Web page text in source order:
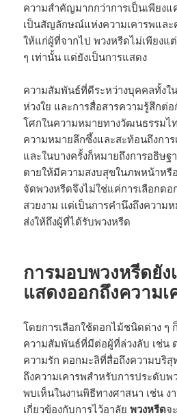
ความสำคัญมากกว่าการเป็นเพียง
เป็นสัญลักษณ์แห่งความเคารพแล
ให้แก่ผู้ที่จากไป พวงหรีดไม่เพียง
ๆ เท่านั้น แต่ยังเป็นการแสดง
ความสัมพันธ์ที่ดีระหว่างบุคคลทั้งใ
ห่วงใย และการสื่อสารความรู้สึกต่อ
โศกในความหมายทางวัฒนธรรมไ
ความหมายลึกซึ้งและสะท้อนถึงกา
และในบางครั้งก็หมายถึงการอธิษฐ
ตายให้มีความสงบสุขในภพหน้าหรื
จัดพวงหรีดจึงไม่ใช่แค่การเลือกด
สวยงาม แต่เป็นการคำนึงถึงความ
ส่งให้ถึงผู้ที่ได้รับพวงหรีด
การมอบพวงหรีดยัง
แสดงออกถึงความเ
โดยการเลือกใช้ดอกไม้ชนิดต่าง ๆ
ความสัมพันธ์ที่มีต่อผู้ที่ล่วงลับ เช่น
ความรัก ดอกมะลิที่สื่อถึงความบริ
ถึงความเคารพสำหรับการประดับ
พบเห็นในงานพิธีทางศาสนา เช่น
เกี่ยวข้องกับการไว้อาลัยพวงหรีดจ